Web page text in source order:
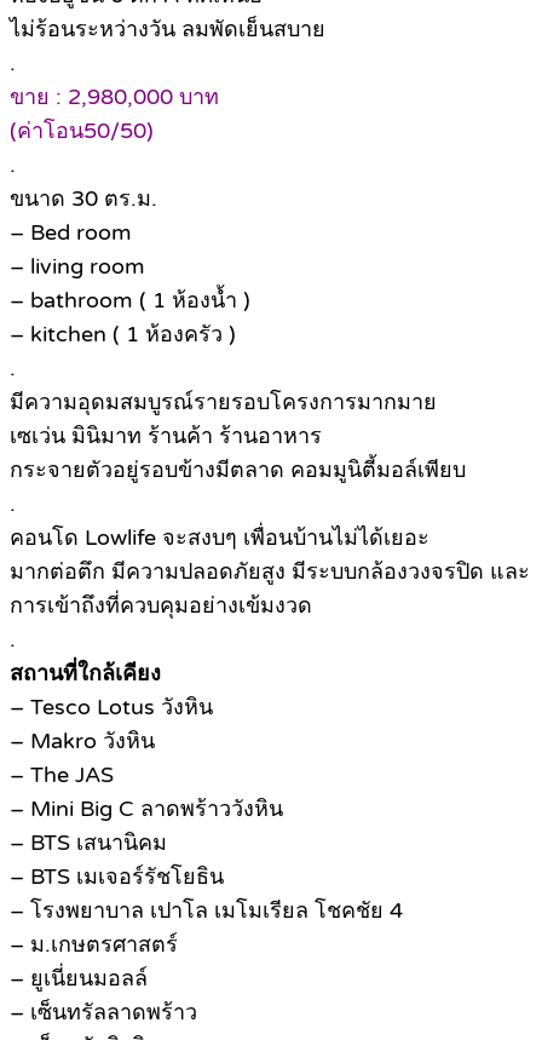
ไม่ร้อนระหว่างวัน ลมพัดเย็นสบาย
.
ขาย : 2,980,000 บาท
(ค่าโอน50/50)
.
ขนาด 30 ตร.ม.
– Bed room
– living room
– bathroom ( 1 ห้องน้ำ )
– kitchen ( 1 ห้องครัว )
.
มีความอุดมสมบูรณ์รายรอบโครงการมากมาย
เซเว่น มินิมาท ร้านค้า ร้านอาหาร
กระจายตัวอยู่รอบข้างมีตลาด คอมมูนิตี้มอล์เพียบ
.
คอนโด Lowlife จะสงบๆ เพื่อนบ้านไม่ได้เยอะ
มากต่อตึก มีความปลอดภัยสูง มีระบบกล้องวงจรปิด และ
การเข้าถึงที่ควบคุมอย่างเข้มงวด
.
สถานที่ใกล้เคียง
– Tesco Lotus วังหิน
– Makro วังหิน
– The JAS
– Mini Big C ลาดพร้าววังหิน
– BTS เสนานิคม
– BTS เมเจอร์รัชโยธิน
– โรงพยาบาล เปาโล เมโมเรียล โชคชัย 4
– ม.เกษตรศาสตร์
– ยูเนี่ยนมอลล์
– เซ็นทรัลลาดพร้าว